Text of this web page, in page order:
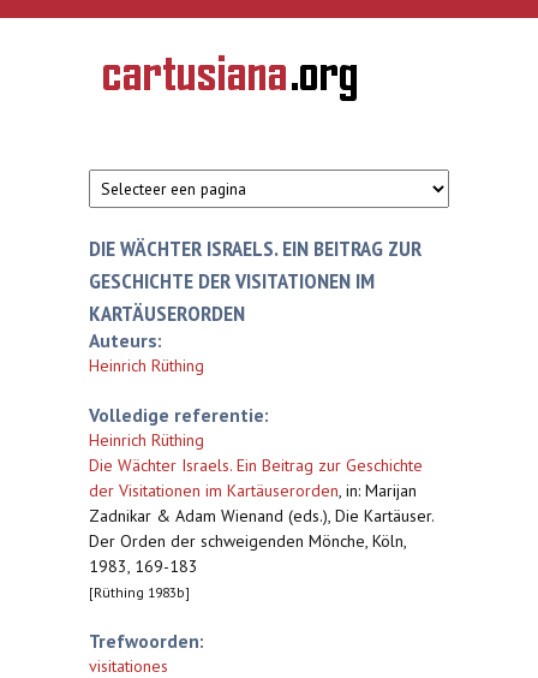
Overslaan en naar de inhoud gaan
CARTUSIANA
Geschiedenis
van de
DIE WÄCHTER ISRAELS. EIN BEITRAG ZUR
GESCHICHTE DER VISITATIONEN IM
KARTÄUSERORDEN
Auteurs:
Heinrich Rüthing
Volledige referentie:
Heinrich Rüthing
Die Wächter Israels. Ein Beitrag zur Geschichte
der Visitationen im Kartäuserorden, in: Marijan
Zadnikar & Adam Wienand (eds.), Die Kartäuser.
Der Orden der schweigenden Mönche, Köln,
1983, 169-183
[Rüthing 1983b]
Trefwoorden:
visitationes